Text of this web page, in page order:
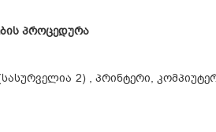
პროცედურა
2) , პრინტერი,